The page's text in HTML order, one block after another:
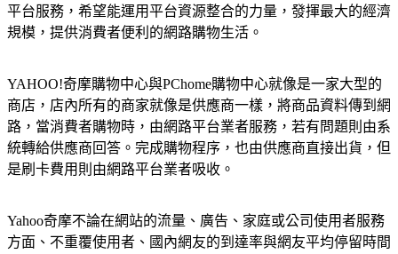
平台服務，希望能運用平台資源整合的力量，發揮最大的經濟
規模，提供消費者便利的網路購物生活。
YAHOO!奇摩購物中心與PChome購物中心就像是一家大型的
商店，店內所有的商家就像是供應商一樣，將商品資料傳到網
路，當消費者購物時，由網路平台業者服務，若有問題則由系
統轉給供應商回答。完成購物程序，也由供應商直接出貨，但
是刷卡費用則由網路平台業者吸收。
Yahoo奇摩不論在網站的流量、廣告、家庭或公司使用者服務
方面、不重覆使用者、國內網友的到達率與網友平均停留時間